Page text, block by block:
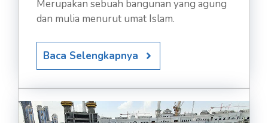
Merupakan sebuah bangunan yang agung
dan mulia menurut umat Islam.
Baca Selengkapnya